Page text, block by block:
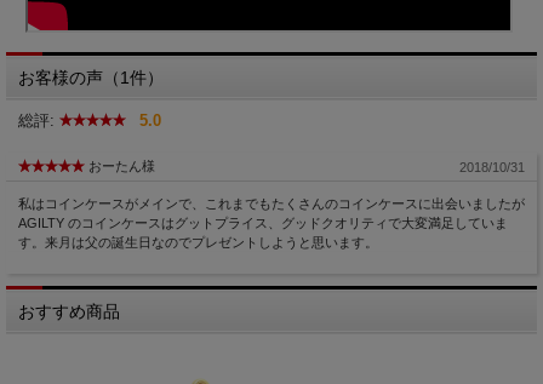
お客様の声（1件）
総評: 5.0
おーたん様 2018/10/31
私はコインケースがメインで、これまでもたくさんのコインケースに出会いましたが
AGILTY のコインケースはグットプライス、グッドクオリティで大変満足していま
す。来月は父の誕生日なのでプレゼントしようと思います。
おすすめ商品